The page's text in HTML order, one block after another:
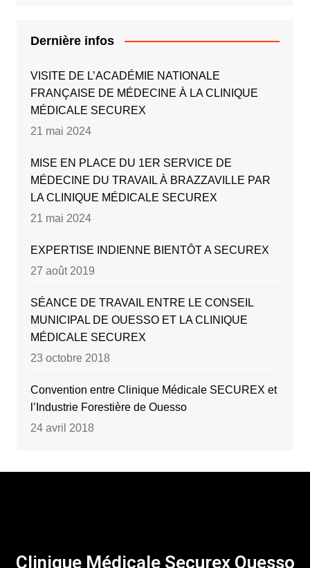
Dernière infos
VISITE DE L’ACADÉMIE NATIONALE
FRANÇAISE DE MÉDECINE À LA CLINIQUE
MÉDICALE SECUREX
21 mai 2024
MISE EN PLACE DU 1ER SERVICE DE
MÉDECINE DU TRAVAIL À BRAZZAVILLE PAR
LA CLINIQUE MÉDICALE SECUREX
21 mai 2024
EXPERTISE INDIENNE BIENTÔT A SECUREX
27 août 2019
SÉANCE DE TRAVAIL ENTRE LE CONSEIL
MUNICIPAL DE OUESSO ET LA CLINIQUE
MÉDICALE SECUREX
23 octobre 2018
Convention entre Clinique Médicale SECUREX et
l’Industrie Forestière de Ouesso
24 avril 2018
Clinique Médicale Securex Ouesso